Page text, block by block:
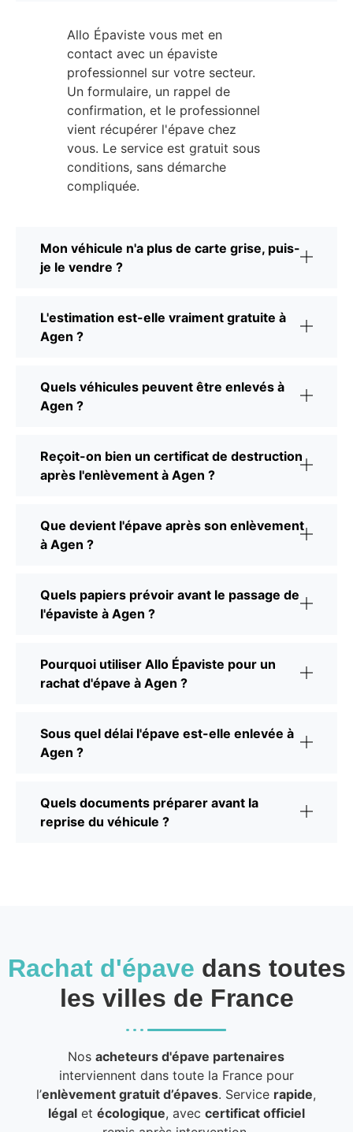
Allo Épaviste vous met en
contact avec un épaviste
professionnel sur votre secteur.
Un formulaire, un rappel de
confirmation, et le professionnel
vient récupérer l'épave chez
vous. Le service est gratuit sous
conditions, sans démarche
compliquée.
Mon véhicule n'a plus de carte grise, puis-
je le vendre ?
L'estimation est-elle vraiment gratuite à
Agen ?
Quels véhicules peuvent être enlevés à
Agen ?
Reçoit-on bien un certificat de destruction
après l'enlèvement à Agen ?
Que devient l'épave après son enlèvement
à Agen ?
Quels papiers prévoir avant le passage de
l'épaviste à Agen ?
Pourquoi utiliser Allo Épaviste pour un
rachat d'épave à Agen ?
Sous quel délai l'épave est-elle enlevée à
Agen ?
Quels documents préparer avant la
reprise du véhicule ?
Rachat d'épave dans toutes
les villes de France
Nosacheteurs d'épave partenaires
interviennent dans toute la France pour
l’enlèvement gratuit d’épaves. Service rapide,
légalet écologique, avec certificat officiel